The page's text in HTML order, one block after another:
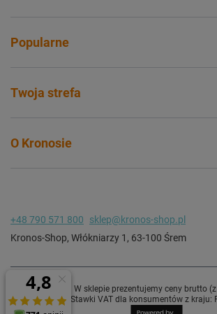
Popularne
Twoja strefa
O Kronosie
+48 790 571 800
sklep@kronos-shop.pl
Kronos-Shop, Włókniarzy 1 , 63-100 Śrem
W sklepie prezentujemy ceny brutto (z
Stawki VAT dla konsumentów z kraju: